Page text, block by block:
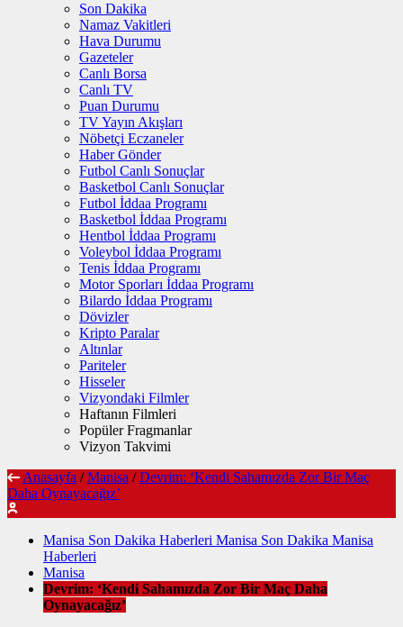
Son Dakika
Namaz Vakitleri
Hava Durumu
Gazeteler
Canlı Borsa
Canlı TV
Puan Durumu
TV Yayın Akışları
Nöbetçi Eczaneler
Haber Gönder
Futbol Canlı Sonuçlar
Basketbol Canlı Sonuçlar
Futbol İddaa Programı
Basketbol İddaa Programı
Hentbol İddaa Programı
Voleybol İddaa Programı
Tenis İddaa Programı
Motor Sporları İddaa Programı
Bilardo İddaa Programı
Dövizler
Kripto Paralar
Altınlar
Pariteler
Hisseler
Vizyondaki Filmler
Haftanın Filmleri
Popüler Fragmanlar
Vizyon Takvimi
Anasayfa / Manisa / Devrim: ‘Kendi Sahamızda Zor Bir Maç
Daha Oynayacağız’
Manisa Son Dakika Haberleri Manisa Son Dakika Manisa
Haberleri
Manisa
Devrim: ‘Kendi Sahamızda Zor Bir Maç Daha
Oynayacağız’